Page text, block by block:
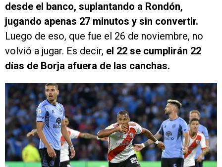
desde el banco, suplantando a Rondón,
jugando apenas 27 minutos y sin convertir.
Luego de eso, que fue el 26 de noviembre, no
volvió a jugar. Es decir, el 22 se cumplirán 22
días de Borja afuera de las canchas.